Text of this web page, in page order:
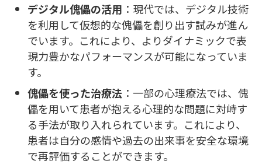
デジタル傀儡の活用 ：現代では、デジタル技術
を利用して仮想的な傀儡を創り出す試みが進ん
でいます。これにより、よりダイナミックで表
現力豊かなパフォーマンスが可能になっていま
す。
傀儡を使った治療法 ：一部の心理療法では、傀
儡を用いて患者が抱える心理的な問題に対峙す
る手法が取り入れられています。これにより、
患者は自分の感情や過去の出来事を安全な環境
で再評価することができます。